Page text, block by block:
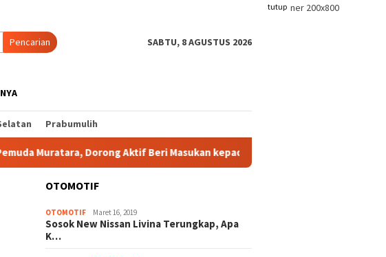
tutup
Pencarian SABTU, 8 AGUSTUS 2026
Prabumulih
Dorong Aktif Beri Masukan kepada DPRD
OTOMOTIF
OTOMOTIF Maret 16, 2019
Sosok New Nissan Livina Terungkap, Apa
K…